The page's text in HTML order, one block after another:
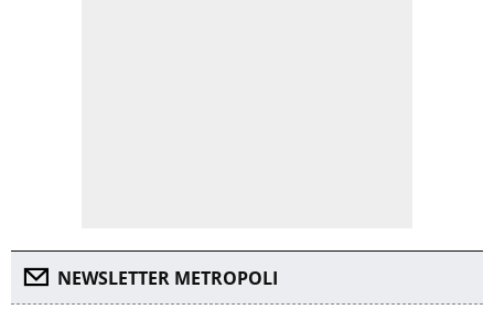
NEWSLETTER METROPOLI